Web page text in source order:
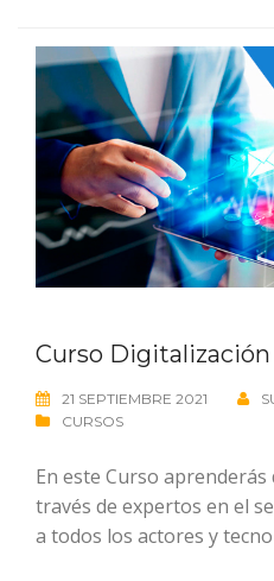
Curso
21 SEPTIEMBRE 2021
CURSOS
En este Curso
través de expertos en el
a todos los actores y